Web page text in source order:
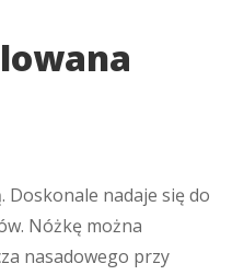
Doskonale nadaje się do
Nóżkę można
nasadowego przy